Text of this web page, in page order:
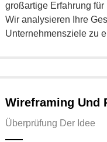
großartige Erfahrung
Wir analysieren Ihre
Unternehmensziele zu
Wireframing Und
Überprüfung Der Idee